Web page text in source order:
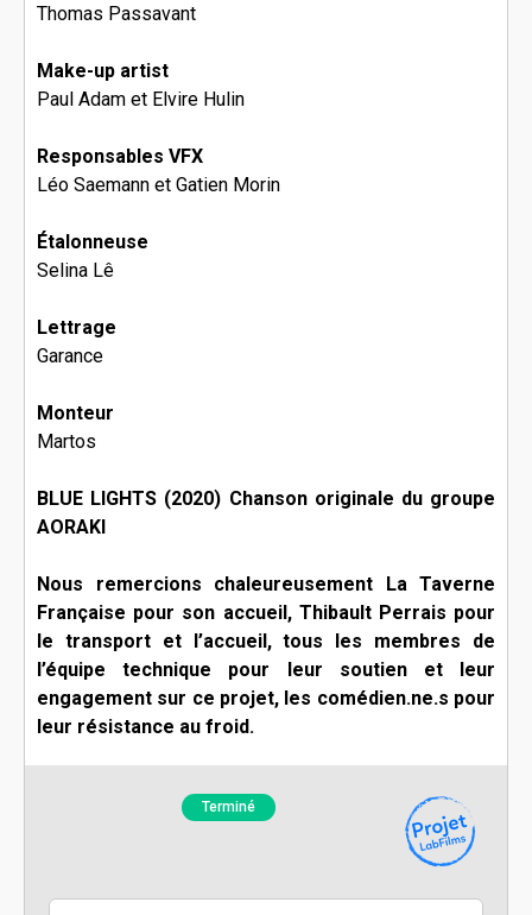
Thomas Passavant
Make-up artist
Paul Adam et Elvire Hulin
Responsables VFX
Léo Saemann et Gatien Morin
Étalonneuse
Selina Lê
Lettrage
Garance
Monteur
Martos
BLUE LIGHTS (2020) Chanson originale du groupe
AORAKI
Nous remercions chaleureusement La Taverne
Française pour son accueil, Thibault Perrais pour
le transport et l’accueil, tous les membres de
l’équipe technique pour leur soutien et leur
engagement sur ce projet, les comédien.ne.s pour
leur résistance au froid.
Terminé